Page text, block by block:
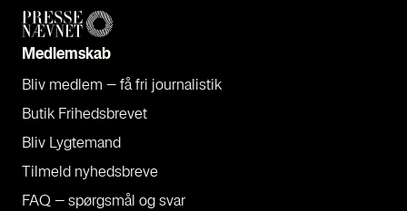
Med­lem­skab
Bliv med­lem – få fri jour­na­li­stik
Butik Fri­heds­bre­vet
Bliv Lyg­te­mand
Til­meld nyheds­bre­ve
FAQ – spørgs­mål og svar